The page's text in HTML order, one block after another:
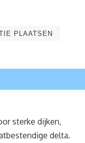
sterke dijken,
delta.